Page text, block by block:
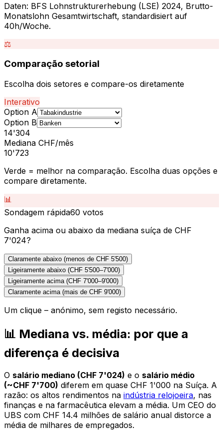
Daten: BFS Lohnstrukturerhebung (LSE) 2024, Brutto-
Monatslohn Gesamtwirtschaft, standardisiert auf
40h/Woche.
⚖️
Comparação setorial
Escolha dois setores e compare-os diretamente
Interativo
Option A
Option B
14'304
Mediana CHF/mês
10'723
Verde = melhor na comparação. Escolha duas opções e
compare diretamente.
📊
Sondagem rápida60 votos
Ganha acima ou abaixo da mediana suíça de CHF
7'024?
Claramente abaixo (menos de CHF 5'500)
Ligeiramente abaixo (CHF 5'500–7'000)
Ligeiramente acima (CHF 7'000–9'000)
Claramente acima (mais de CHF 9'000)
Um clique – anónimo, sem registo necessário.
📊 Mediana vs. média: por que a
diferença é decisiva
O salário mediano (CHF 7'024) e o salário médio
(~CHF 7'700) diferem em quase CHF 1'000 na Suíça. A
razão: os altos rendimentos na indústria relojoeira, nas
finanças e na farmacêutica elevam a média. Um CEO do
UBS com CHF 14.4 milhões de salário anual distorce a
média de milhares de empregados.